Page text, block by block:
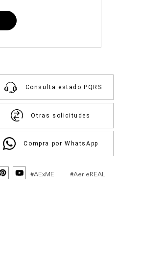
Consulta estado PQRS
Otras solicitudes
Compra por WhatsApp
#AExME #AerieREAL